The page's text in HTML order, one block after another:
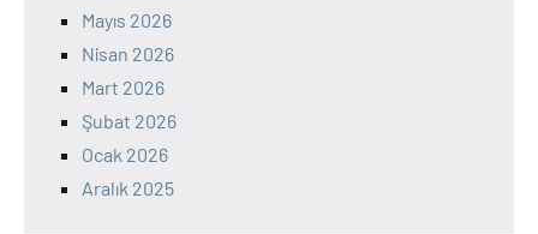
Mayıs 2026
Nisan 2026
Mart 2026
Şubat 2026
Ocak 2026
Aralık 2025